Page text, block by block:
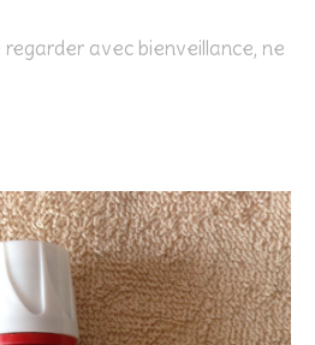
avec bienveillance, ne